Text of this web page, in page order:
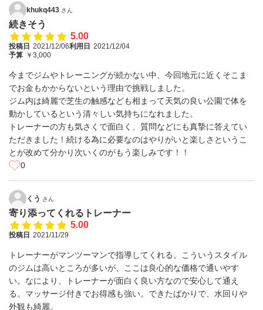
khukq443 さん
続きそう
5.00
投稿日 2021/12/06利用日 2021/12/04
予算 ￥3,000
今までジムやトレーニングが続かない中、今回地元に近くそこま
でお金もかからないという理由で挑戦しました。
ジム内は綺麗で芝生の触感なども相まって天気の良い公園で体を
動かしているという清々しい気持ちになれました。
トレーナーの方も気さくで面白く、質問などにも真摯に答えてい
ただきました！続ける為に必要なのはやりがいと楽しさというこ
とが改めて分かり次いくのがもう楽しみです！！
0
くう さん
寄り添ってくれるトレーナー
5.00
投稿日 2021/11/29
トレーナーがマンツーマンで指導してくれる。こういうスタイル
のジムは高いところが多いが、ここは良心的な価格で通いやす
い。なにより、トレーナーが面白く良い方なので安心して通え
る。マッサージ付きでお得感も強い。できたばかりで、水回りや
外観も綺麗。